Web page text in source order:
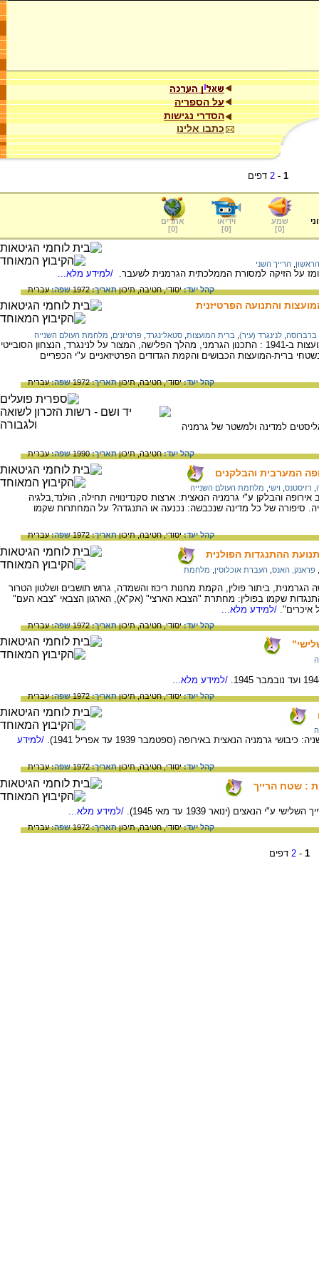
על הספריה
הסדרי נגישות
כתבו אלינו
1
-
2 דפים
שמע
[
0
]
וידיאו
[
0
]
אתרים
[
0
]
הרייך השני
על הזיקה למסורת הממלכתית הגרמנית לשעבר. /למידע מלא...
קהל יעד:יסודי,חטיבה,תיכוןתאריך:1972 שפה:עברית
והתנועה הפרטיזנית
לנינגרד (עיר) ברית המועצות סטאלינגרד פרטיזנים מלחמת העולם השנייה
"מבצע ברברוסה"- פלישת גרמניה לברית המועצות ב-1941 : התכנון הגרמני, מהלך הפלישה, המצור על לנינגרד, הנצחון הסובייטי
ברית-המועצות הכבושים והקמת הגדודים הפרטיזאניים ע"י הכפריים
קהל יעד:יסודי,חטיבה,תיכוןתאריך:1972 שפה:עברית
למדינה ולמשטר של גרמניה
קהל יעד:חטיבה,תיכוןתאריך:1990 שפה:עברית
המערבית והבלקנים
רזיסטנס וישי מלחמת העולם השנייה
והבלקן ע"י גרמניה הנאצית: ארצות סקנדינוויה תחילה, הולנד,בלגיה
סיפורה של כל מדינה שנכבשה: נכנעה או התנגדה? על המחתרות שקמו
קהל יעד:יסודי,חטיבה,תיכוןתאריך:1972 שפה:עברית
ההתנגדות הפולנית
פראנק, האנס העברת אוכלוסין מלחמת
ב-1939: מהלך הפלישה הגרמנית, ביתור פולין, הקמת מחנות ריכוז והשמדה, גרוש תושבים ושלטון הטרור
שקמו בפולין: מחתרת "הצבא הארצי" (אק"א), הארגון הצבאי "צבא העם"
איכרים". /למידע מלא...
קהל יעד:יסודי,חטיבה,תיכוןתאריך:1972 שפה:עברית
/למידע מלא...
קהל יעד:יסודי,חטיבה,תיכוןתאריך:1972 שפה:עברית
הנאצית באירופה (ספטמבר 1939 עד אפריל 1941). /למידע
קהל יעד:יסודי,חטיבה,תיכוןתאריך:1972 שפה:עברית
: שטח הרייך
הנאצים (ינואר 1939 עד מאי 1945). /למידע מלא...
קהל יעד:יסודי,חטיבה,תיכוןתאריך:1972 שפה:עברית
1
-
2 דפים